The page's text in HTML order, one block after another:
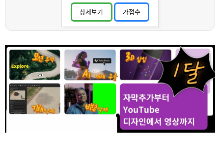
상세보기 가접수